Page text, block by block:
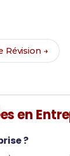
Révision →
en
?